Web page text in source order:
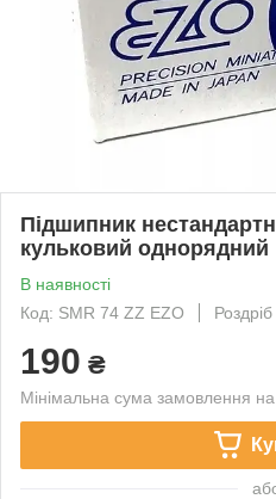
Підшипник
кульковий однорядний
В наявності
Код: SMR 74 ZZ EZO
Роздріб
190 ₴
Мінімальна сума замовлення